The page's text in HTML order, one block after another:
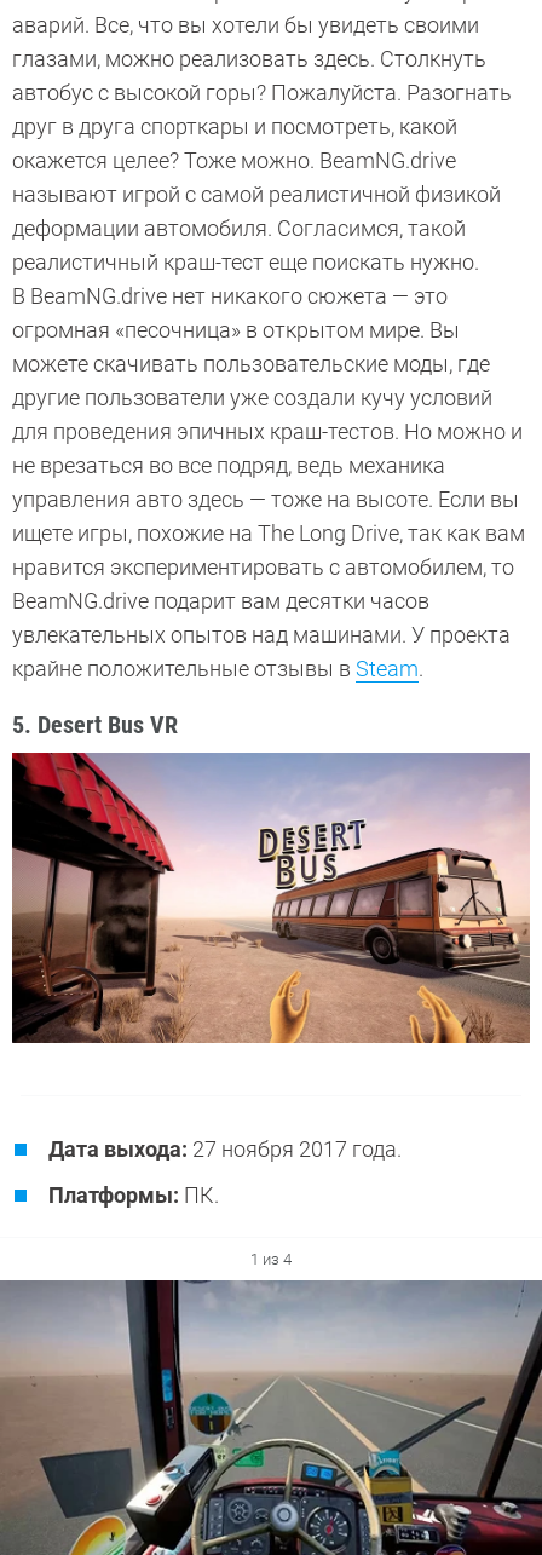
аварий. Все, что вы хотели бы увидеть своими
глазами, можно реализовать здесь. Столкнуть
автобус с высокой горы? Пожалуйста. Разогнать
друг в друга спорткары и посмотреть, какой
окажется целее? Тоже можно. BeamNG.drive
называют игрой с самой реалистичной физикой
деформации автомобиля. Согласимся, такой
реалистичный краш-тест еще поискать нужно.
В BeamNG.drive нет никакого сюжета — это
огромная «песочница» в открытом мире. Вы
можете скачивать пользовательские моды, где
другие пользователи уже создали кучу условий
для проведения эпичных краш-тестов. Но можно и
не врезаться во все подряд, ведь механика
управления авто здесь — тоже на высоте. Если вы
ищете игры, похожие на The Long Drive, так как вам
нравится экспериментировать с автомобилем, то
BeamNG.drive подарит вам десятки часов
увлекательных опытов над машинами. У проекта
крайне положительные отзывы в Steam.
5. Desert Bus VR
Дата выхода: 27 ноября 2017 года.
Платформы: ПК.
1 из 4